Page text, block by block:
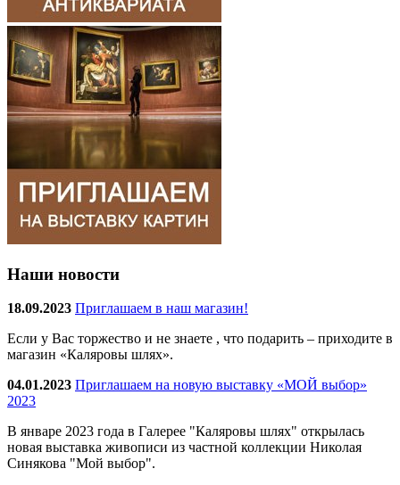
Наши новости
18.09.2023 Приглашаем в наш магазин!
Если у Вас торжество и не знаете , что подарить – приходите в
магазин «Каляровы шлях».
04.01.2023 Приглашаем на новую выставку «МОЙ выбор»
2023
В январе 2023 года в Галерее "Каляровы шлях" открылась
новая выставка живописи из частной коллекции Николая
Синякова "Мой выбор".